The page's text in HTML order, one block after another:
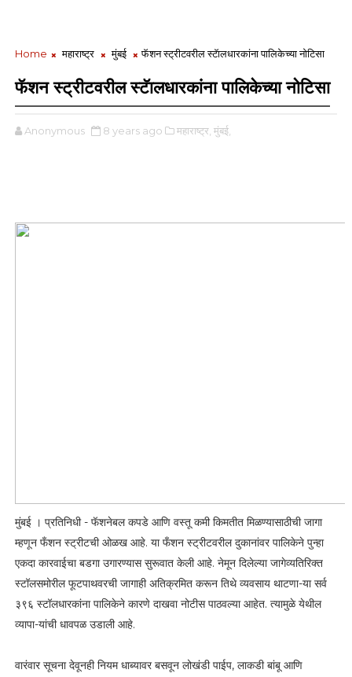
Home महाराष्ट्र मुंबई फॅशन स्ट्रीटवरील स्टॅालधारकांना पालिकेच्या नोटिसा
फॅशन स्ट्रीटवरील स्टॅालधारकांना पालिकेच्या नोटिसा
Anonymous 8 years ago महाराष्ट्र, मुंबई,
मुंबई । प्रतिनिधी - फॅशनेबल कपडे आणि वस्तू कमी किमतीत मिळण्यासाठीची जागा
म्हणून फँशन स्ट्रीटची ओळख आहे. या फँशन स्ट्रीटवरील दुकानांवर पालिकेने पुन्हा
एकदा कारवाईचा बडगा उगारण्यास सुरूवात केली आहे. नेमून दिलेल्या जागेव्यतिरिक्त
स्टॉलसमोरील फूटपाथवरची जागाही अतिक्रमित करून तिथे व्यवसाय थाटणा-या सर्व
३९६ स्टॉलधारकांना पालिकेने कारणे दाखवा नोटीस पाठवल्या आहेत. त्यामुळे येथील
व्यापा-यांची धावपळ उडाली आहे.
वारंवार सूचना देवूनही नियम धाब्यावर बसवून लोखंडी पाईप, लाकडी बांबू आणि